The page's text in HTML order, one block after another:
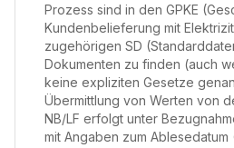
Prozess sind in den GPKE
Kundenbelieferung mit
zugehörigen SD
Dokumenten zu finden (auch
keine expliziten Gesetze
Übermittlung von Werten von
NB/LF erfolgt unter
mit Angaben zum Ablesedatum